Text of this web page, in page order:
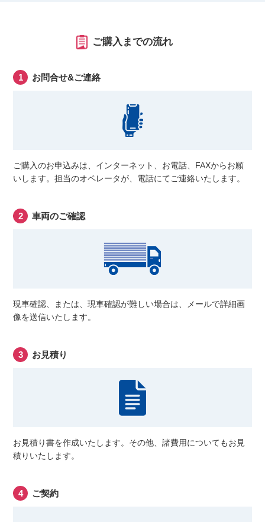
ご購入までの流れ
お問合せ&ご連絡
ご購入のお申込みは、インターネット、お電話、FAXからお願
いします。担当のオペレータが、電話にてご連絡いたします。
車両のご確認
現車確認、または、現車確認が難しい場合は、メールで詳細画
像を送信いたします。
お見積り
お見積り書を作成いたします。その他、諸費用についてもお見
積りいたします。
ご契約